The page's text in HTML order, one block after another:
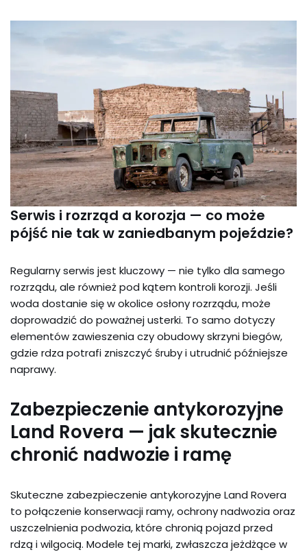
Serwis i rozrząd a korozja — co może
pójść nie tak w zaniedbanym pojeździe?
Regularny serwis jest kluczowy — nie tylko dla samego
rozrządu, ale również pod kątem kontroli korozji. Jeśli
woda dostanie się w okolice osłony rozrządu, może
doprowadzić do poważnej usterki. To samo dotyczy
elementów zawieszenia czy obudowy skrzyni biegów,
gdzie rdza potrafi zniszczyć śruby i utrudnić późniejsze
naprawy.
Zabezpieczenie antykorozyjne
Land Rovera — jak skutecznie
chronić nadwozie i ramę
Skuteczne zabezpieczenie antykorozyjne Land Rovera
to połączenie konserwacji ramy, ochrony nadwozia oraz
uszczelnienia podwozia, które chronią pojazd przed
rdzą i wilgocią. Modele tej marki, zwłaszcza jeżdżące w